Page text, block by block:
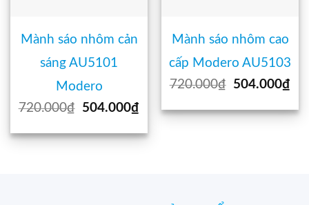
Mành sáo nhôm cản
sáng AU5101
Modero
720.000₫ Giá
là:
504.000₫
tại
Mành sáo nhôm cao
cấp Modero AU5103
720.000₫ Giá
là:
504.000₫
tại